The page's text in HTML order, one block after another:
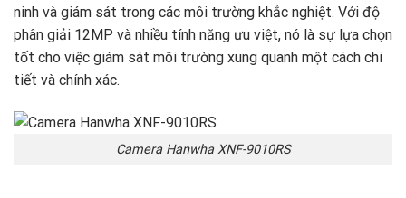
ninh và giám sát trong các môi trường khắc nghiệt. Với độ
phân giải 12MP và nhiều tính năng ưu việt, nó là sự lựa chọn
tốt cho việc giám sát môi trường xung quanh một cách chi
tiết và chính xác.
Camera Hanwha XNF-9010RS